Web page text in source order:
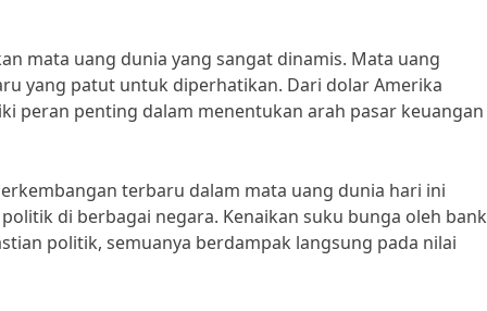
mata uang dunia yang sangat dinamis. Mata uang
yang patut untuk diperhatikan. Dari dolar Amerika
peran penting dalam menentukan arah pasar keuangan
terbaru dalam mata uang dunia hari ini
di berbagai negara. Kenaikan suku bunga oleh bank
politik, semuanya berdampak langsung pada nilai